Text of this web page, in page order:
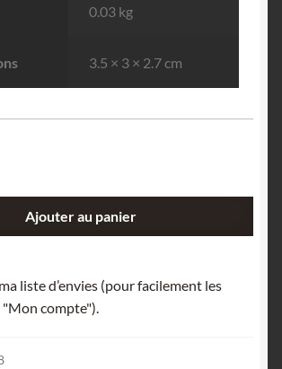
0.03 kg
3.5 × 3 × 2.7 cm
Ajouter au panier
liste d’envies (pour facilement les
compte").